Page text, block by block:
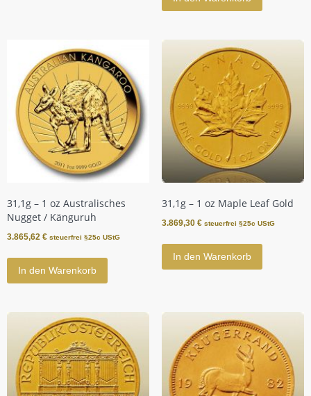
31,1g – 1 oz Australisches
Nugget / Känguruh
3.865,62 € steuerfrei §25c UStG
In den Warenkorb
31,1g – 1 oz Maple Leaf Gold
3.869,30 € steuerfrei §25c UStG
In den Warenkorb